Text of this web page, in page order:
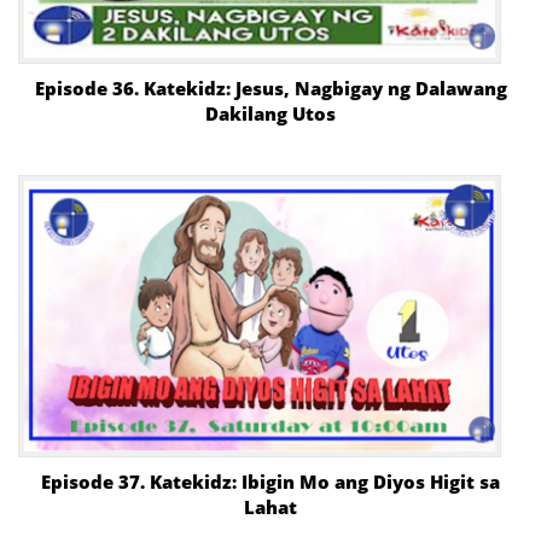
Episode 36. Katekidz: Jesus, Nagbigay ng Dalawang
Dakilang Utos
Episode 37. Katekidz: Ibigin Mo ang Diyos Higit sa
Lahat